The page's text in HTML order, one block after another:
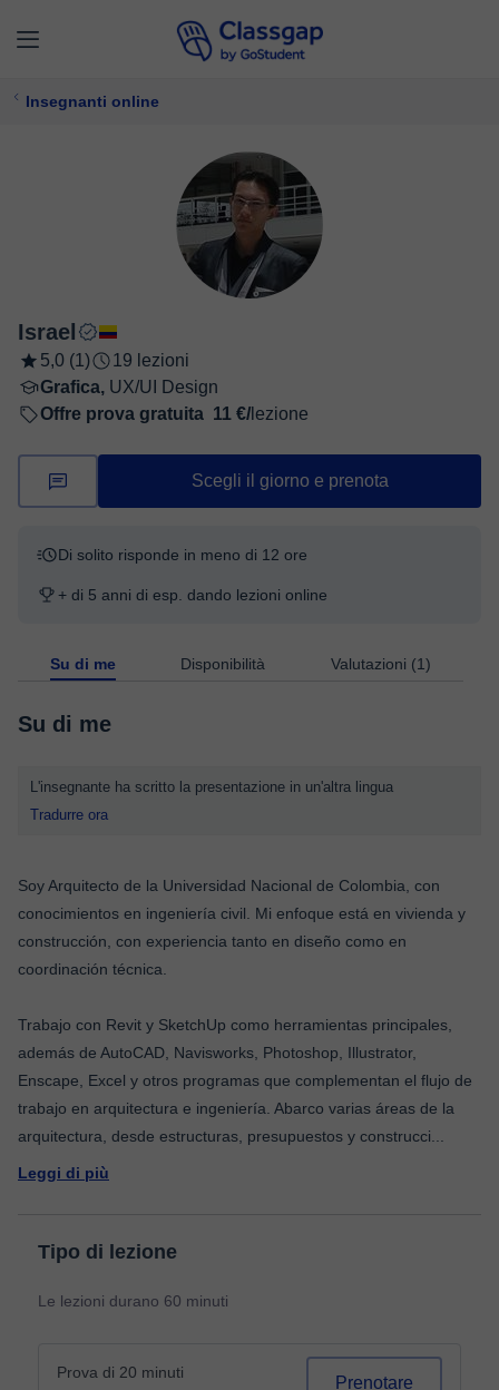
Insegnanti online
Israel
5,0 (1)
19 lezioni
Grafica, UX/UI Design
Offre prova gratuita 11 €/ lezione
Scegli il giorno e prenota
Di solito risponde in meno di 12 ore
+ di 5 anni di esp. dando lezioni online
Su di me Disponibilità Valutazioni (1)
Su di me
L'insegnante ha scritto la presentazione in un'altra lingua
Tradurre ora
Soy Arquitecto de la Universidad Nacional de Colombia, con
conocimientos en ingeniería civil. Mi enfoque está en vivienda y
construcción, con experiencia tanto en diseño como en
coordinación técnica.
Trabajo con Revit y SketchUp como herramientas principales,
además de AutoCAD, Navisworks, Photoshop, Illustrator,
Enscape, Excel y otros programas que complementan el flujo de
trabajo en arquitectura e ingeniería. Abarco varias áreas de la
arquitectura, desde estructuras, presupuestos y construcci
Leggi di più
Tipo di lezione
Le lezioni durano 60 minuti
Prova di 20 minuti
Prenotare